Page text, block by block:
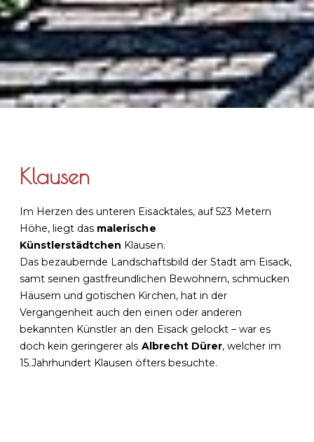
Klausen
Im Herzen des unteren Eisacktales, auf 523 Metern
Höhe, liegt das malerische
Künstlerstädtchen Klausen.
Das bezaubernde Landschaftsbild der Stadt am Eisack,
samt seinen gastfreundlichen Bewohnern, schmucken
Häusern und gotischen Kirchen, hat in der
Vergangenheit auch den einen oder anderen
bekannten Künstler an den Eisack gelockt – war es
doch kein geringerer als Albrecht Dürer, welcher im
15.Jahrhundert Klausen öfters besuchte.